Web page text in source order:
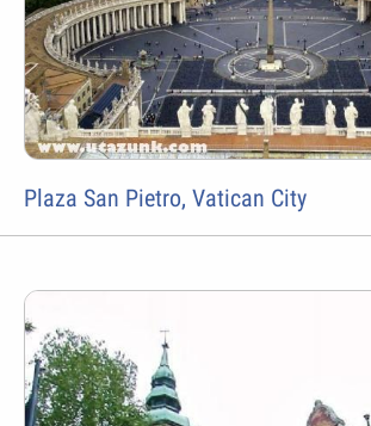
Plaza San Pietro, Vatican City